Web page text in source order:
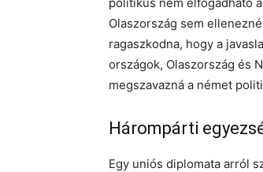
Olaszország sem
ragaszkodna, hogy a
országok, Olaszország és
megszavazná a német
Hárompárti
Egy uniós diplomata arról